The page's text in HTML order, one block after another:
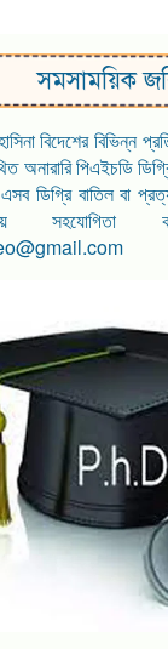
সমসাময়িক
বিদেশের বিভিন্ন
অনারারি পিএইচডি
ডিগ্রি বাতিল বা
সহযোগিতা